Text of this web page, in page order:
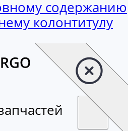
содержанию
колонтитулу